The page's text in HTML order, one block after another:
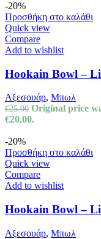
-20%
Προσθήκη στο καλάθι
Quick view
Compare
Add to wishlist
Hookain Bowl –
Αξεσουάρ, Μπωλ
€25.00 Original price
€20.00.
-20%
Προσθήκη στο καλάθι
Quick view
Compare
Add to wishlist
Hookain Bowl –
Αξεσουάρ, Μπωλ